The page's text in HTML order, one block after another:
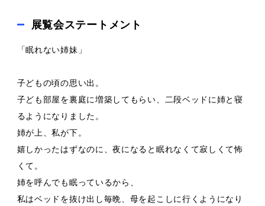
展覧会ステートメント
「眠れない姉妹」
子どもの頃の思い出。
子ども部屋を裏庭に増築してもらい、二段ベッドに姉と寝
るようになりました。
姉が上、私が下。
嬉しかったはずなのに、夜になると眠れなくて寂しくて怖
くて。
姉を呼んでも眠っているから、
私はベッドを抜け出し毎晩、母を起こしに行くようになり